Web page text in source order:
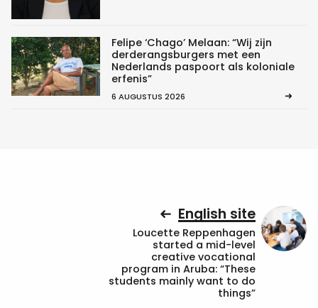
Felipe ‘Chago’ Melaan: “Wij zijn
derderangsburgers met een
Nederlands paspoort als koloniale
erfenis”
6 AUGUSTUS 2026
English site
Loucette Reppenhagen
started a mid-level
creative vocational
program in Aruba: “These
students mainly want to do
things”